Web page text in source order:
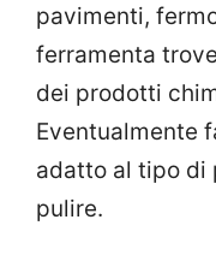
pavimenti,
ferramenta
dei prodotti
Eventualmente
adatto al tipo di
pulire.